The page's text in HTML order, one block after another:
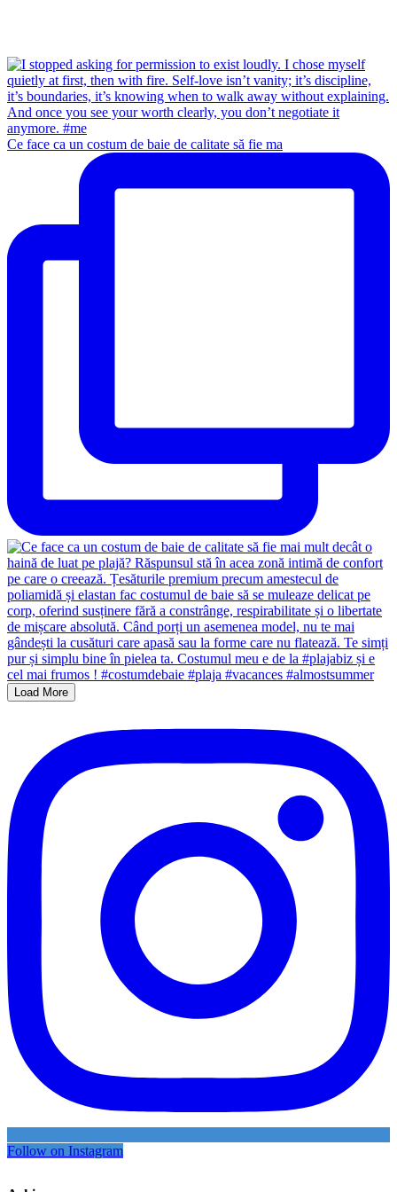
Ce face ca un costum de baie de calitate să fie ma
Load More
Follow on Instagram